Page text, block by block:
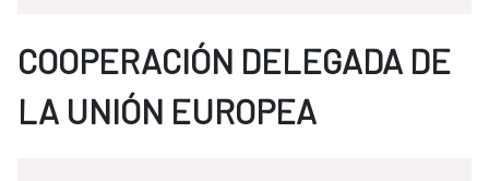
COOPERACIÓN DELEGADA DE
LA UNIÓN EUROPEA